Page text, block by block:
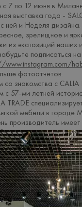
7 по 12 июня в
выставка года -
ней и Неделя
зрелищное и
из экспозиций наших
подписаться
www.instagram.com/
фотоотчетов.
со знакомства с
с 57-ми летней
TRADE
мебели в городе
производитель имеет
национального
к Специальному
производитель
с помощью
основана на
с особым вниманием
материалов.